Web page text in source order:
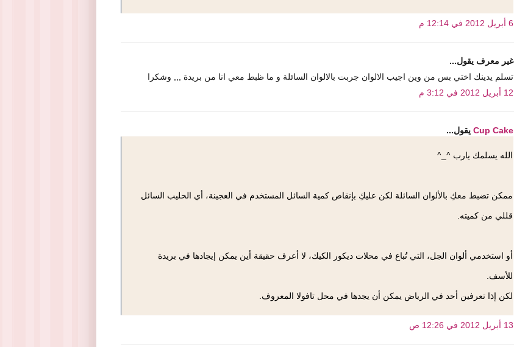
6 أبريل 2012 في 12:14 م
غير معرف يقول...
تسلم يدينك اختي بس من وين اجيب الالوان جربت بالالوان السائلة و ما ظبط معي انا من بريدة ,,, وشكرا
12 أبريل 2012 في 3:12 م
Cup Cake يقول...
الله يسلمك يارب ^_^
ممكن تضبط معكِ بالألوان السائلة لكن عليكِ بإنقاص كمية السائل المستخدم في العجينة، أي الحليب السائل
قللي من كميته.
أو استخدمي ألوان الجل، التي تُباع في محلات ديكور الكيك، لا أعرف حقيقة أين يمكن إيجادها في بريدة
للأسف.
لكن إذا تعرفين أحد في الرياض يمكن أن يجدها في محل تافولا المعروف.
13 أبريل 2012 في 12:26 ص